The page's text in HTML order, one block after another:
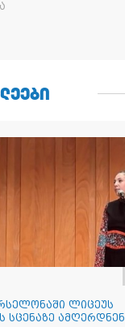
ლიცეუს
სცენაზე ამღერდნენ